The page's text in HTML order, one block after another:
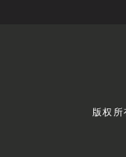
版权